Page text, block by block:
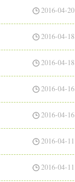
2016-04-20
2016-04-18
2016-04-18
2016-04-16
2016-04-16
2016-04-11
2016-04-11